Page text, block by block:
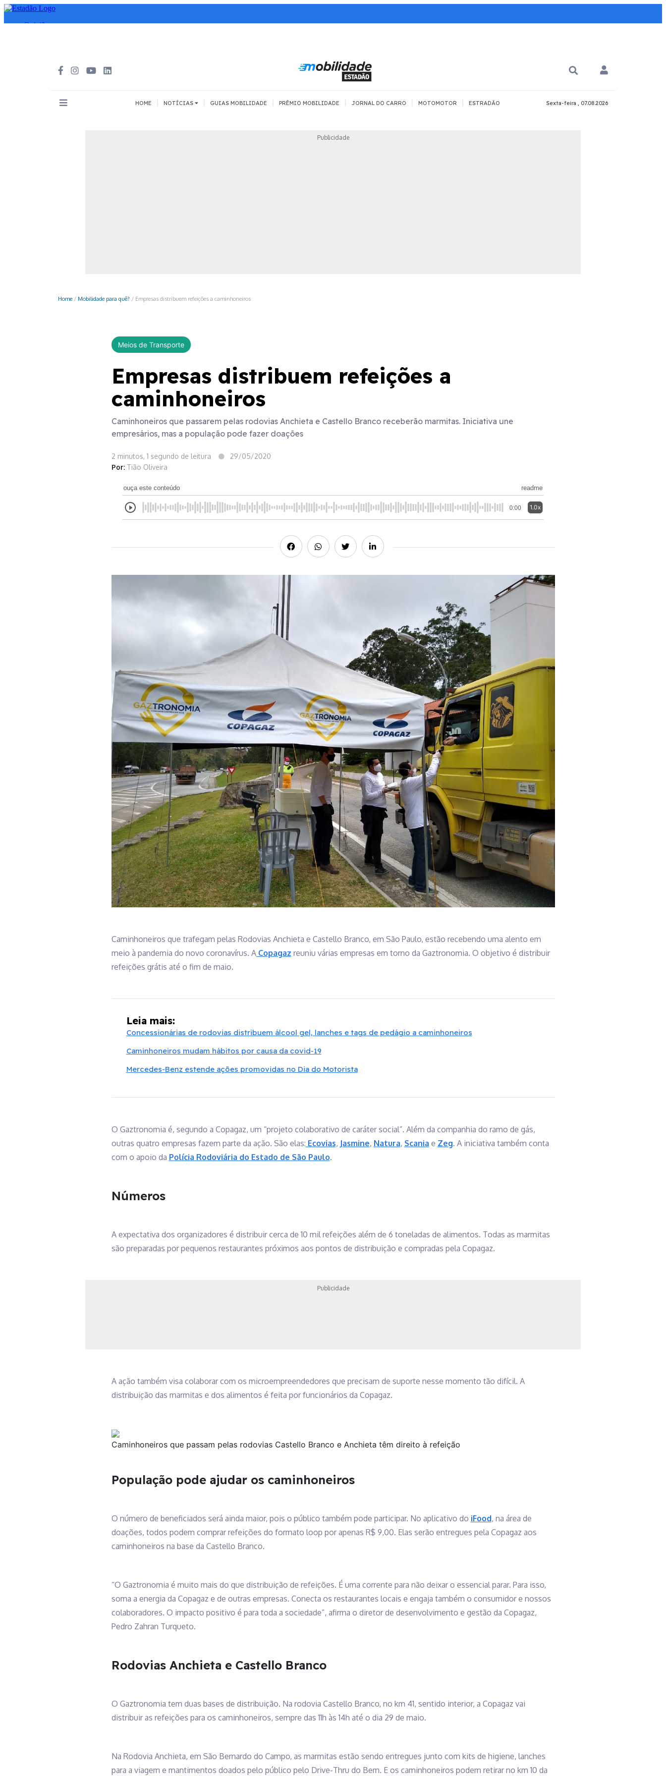
HOME NOTÍCIAS
Scooter elétrica
MOBILIDADE COM
SEGURANÇA
GUIAS MOBILIDADE PRÊMIO MOBILIDADE JORNAL DO CARRO MOTOMOTOR ESTRADÃO Sexta-feira , 07.08.2026
Publicidade
Home / Mobilidade para quê? / Empresas distribuem refeições a caminhoneiros
Meios de Transporte
Empresas distribuem refeições a
caminhoneiros
Caminhoneiros que passarem pelas rodovias Anchieta e Castello Branco receberão marmitas. Iniciativa une
empresários, mas a população pode fazer doações
2 minutos, 1 segundo de leitura
29/05/2020
Por: Tião Oliveira
ouça este conteúdo readme
0:00 1.0x
Caminhoneiros que trafegam pelas Rodovias Anchieta e Castello Branco, em São Paulo, estão recebendo uma alento em
meio à pandemia do novo coronavírus. ACopagaz reuniu várias empresas em torno da Gaztronomia. O objetivo é distribuir
refeições grátis até o fim de maio.
Leia mais:
Concessionárias de rodovias distribuem álcool gel, lanches e tags de pedágio a caminhoneiros
Caminhoneiros mudam hábitos por causa da covid-19
Mercedes-Benz estende ações promovidas no Dia do Motorista
O Gaztronomia é, segundo a Copagaz, um “projeto colaborativo de caráter social”. Além da companhia do ramo de gás,
outras quatro empresas fazem parte da ação. São elas: Ecovias, Jasmine, Natura, Scania e Zeg. A iniciativa também conta
com o apoio da Polícia Rodoviária do Estado de São Paulo.
Números
A expectativa dos organizadores é distribuir cerca de 10 mil refeições além de 6 toneladas de alimentos. Todas as marmitas
são preparadas por pequenos restaurantes próximos aos pontos de distribuição e compradas pela Copagaz.
Publicidade
A ação também visa colaborar com os microempreendedores que precisam de suporte nesse momento tão difícil. A
distribuição das marmitas e dos alimentos é feita por funcionários da Copagaz.
Caminhoneiros que passam pelas rodovias Castello Branco e Anchieta têm direito à refeição
População pode ajudar os caminhoneiros
O número de beneficiados será ainda maior, pois o público também pode participar. No aplicativo do iFood, na área de
doações, todos podem comprar refeições do formato loop por apenas R$ 9,00. Elas serão entregues pela Copagaz aos
caminhoneiros na base da Castello Branco.
“O Gaztronomia é muito mais do que distribuição de refeições. É uma corrente para não deixar o essencial parar. Para isso,
soma a energia da Copagaz e de outras empresas. Conecta os restaurantes locais e engaja também o consumidor e nossos
colaboradores. O impacto positivo é para toda a sociedade”, afirma o diretor de desenvolvimento e gestão da Copagaz,
Pedro Zahran Turqueto.
Rodovias Anchieta e Castello Branco
O Gaztronomia tem duas bases de distribuição. Na rodovia Castello Branco, no km 41, sentido interior, a Copagaz vai
distribuir as refeições para os caminhoneiros, sempre das 11h às 14h até o dia 29 de maio.
Na Rodovia Anchieta, em São Bernardo do Campo, as marmitas estão sendo entregues junto com kits de higiene, lanches
para a viagem e mantimentos doados pelo público pelo Drive-Thru do Bem. E os caminhoneiros podem retirar no km 10 da